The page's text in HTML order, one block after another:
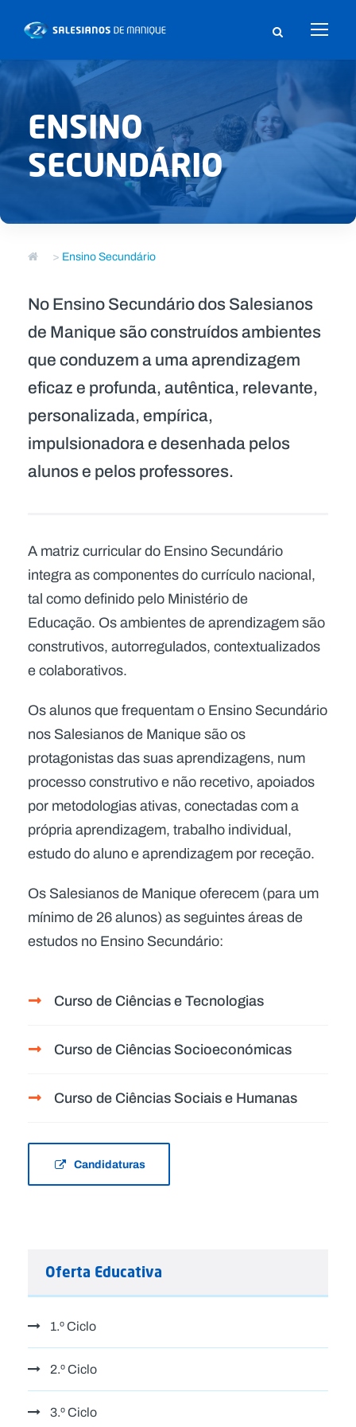
ENSINO
SECUNDÁRIO
> Ensino Secundário
No Ensino Secundário dos Salesianos
de Manique são construídos ambientes
que conduzem a uma aprendizagem
eficaz e profunda, autêntica, relevante,
personalizada, empírica,
impulsionadora e desenhada pelos
alunos e pelos professores.
A matriz curricular do Ensino Secundário
integra as componentes do currículo nacional,
tal como definido pelo Ministério de
Educação. Os ambientes de aprendizagem são
construtivos, autorregulados, contextualizados
e colaborativos.
Os alunos que frequentam o Ensino Secundário
nos Salesianos de Manique são os
protagonistas das suas aprendizagens, num
processo construtivo e não recetivo, apoiados
por metodologias ativas, conectadas com a
própria aprendizagem, trabalho individual,
estudo do aluno e aprendizagem por receção.
Os Salesianos de Manique oferecem (para um
mínimo de 26 alunos) as seguintes áreas de
estudos no Ensino Secundário:
Curso de Ciências e Tecnologias
Curso de Ciências Socioeconómicas
Curso de Ciências Sociais e Humanas
Candidaturas
Oferta Educativa
1.º Ciclo
2.º Ciclo
3.º Ciclo